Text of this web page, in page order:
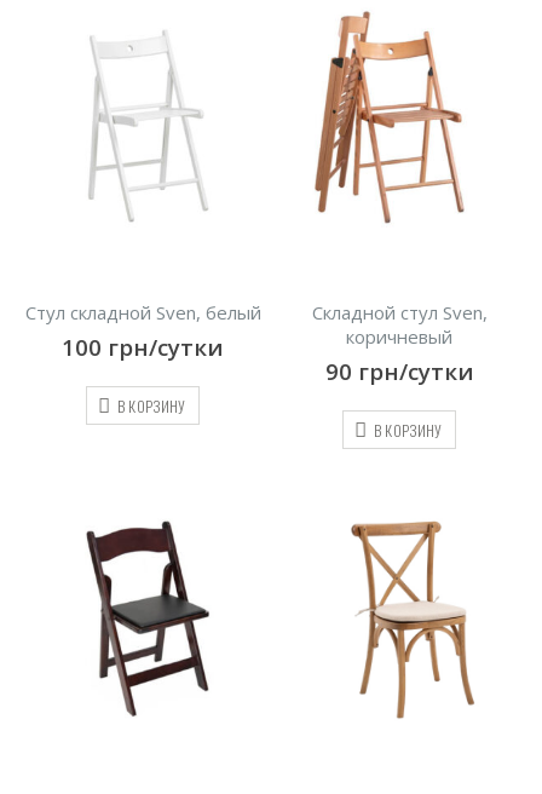
Стул складной Sven, белый
100 грн/сутки
В КОРЗИНУ
Складной стул Sven,
коричневый
90 грн/сутки
В КОРЗИНУ